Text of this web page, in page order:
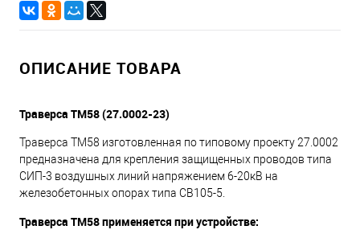
ОПИСАНИЕ ТОВАРА
Траверса ТМ58 (27.0002-23)
Траверса ТМ58 изготовленная по типовому проекту 27.0002
предназначена для крепления защищенных проводов типа
СИП-3 воздушных линий напряжением 6-20кВ на
железобетонных опорах типа СВ105-5.
Траверса ТМ58 применяется при устройстве: